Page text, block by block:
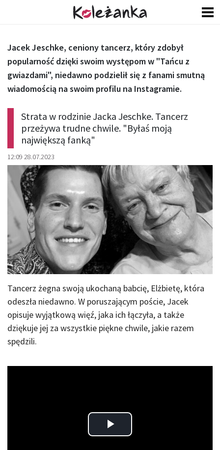
Strata w rodzinie Jacka Jeschke. Tancerz
przeżywa trudne chwile. "Byłaś moją
największą fanką"
12:09 28.07.2023
Jacek Jeschke, ceniony tancerz, który zdobył
popularność dzięki swoim występom w "Tańcu z
gwiazdami", niedawno podzielił się z fanami smutną
wiadomością na swoim profilu na Instagramie.
Tancerz żegna swoją ukochaną babcię, Elżbietę, która
odeszła niedawno. W poruszającym poście, Jacek
opisuje wyjątkową więź, jaka ich łączyła, a także
dziękuje jej za wszystkie piękne chwile, jakie razem
spędzili.
Play